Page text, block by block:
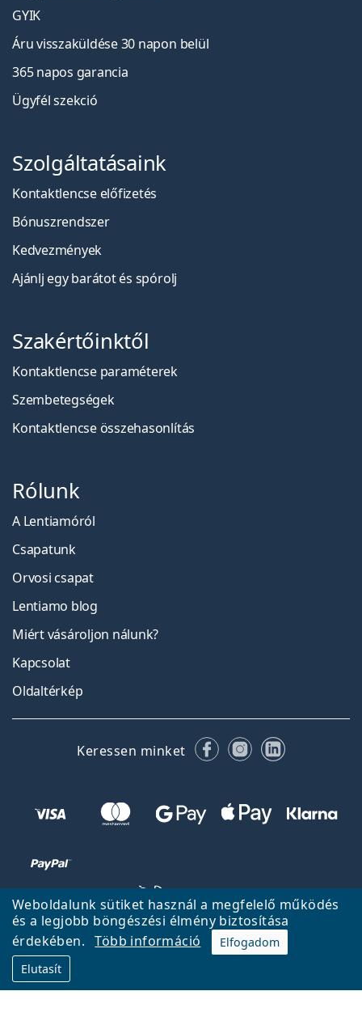
Weboldalunk sütiket használ a megfelelő működés
és a legjobb böngészési élmény biztosítása
érdekében.
Több információ
Elfogadom
Elutasít
GYIK
Áru visszaküldése 30 napon belül
365 napos garancia
Ügyfél szekció
Szolgáltatásaink
Kontaktlencse előfizetés
Bónuszrendszer
Kedvezmények
Ajánlj egy barátot és spórolj
Szakértőinktől
Kontaktlencse paraméterek
Szembetegségek
Kontaktlencse összehasonlítás
Rólunk
A Lentiamóról
Csapatunk
Orvosi csapat
Lentiamo blog
Miért vásároljon nálunk?
Kapcsolat
Oldaltérkép
Keressen minket FacebookInstagram
LinkedIn
Fel
A Lentiamo.hu tulajdonosa és üzemeltetője a Lentiamo s.r.o.,